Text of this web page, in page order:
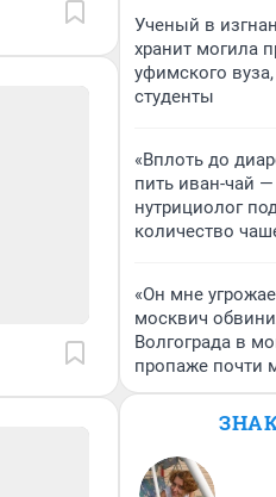
Ученый в
хранит могила
уфимского
студенты
«Вплоть до
пить иван-чай
нутрициолог
количество
«Он мне
москвич
Волгограда в
пропаже почти